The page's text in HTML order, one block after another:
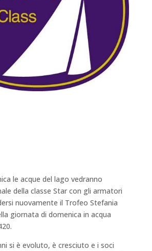
le acque del lago vedranno
della classe Star con gli armatori
nuovamente il Trofeo Stefania
giornata di domenica in acqua
si è evoluto, è cresciuto e i soci